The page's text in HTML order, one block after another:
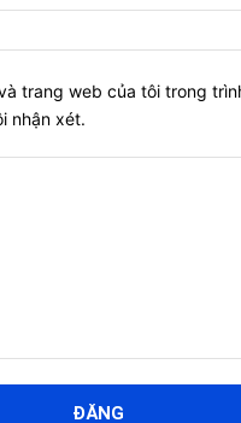
trang web của tôi trong
nhận xét.